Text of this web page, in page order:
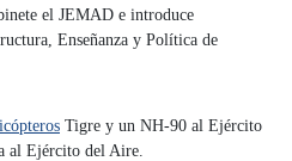
el JEMAD e introduce
Enseñanza y Política de
Tigre y un NH-90 al Ejército
al Ejército del Aire.